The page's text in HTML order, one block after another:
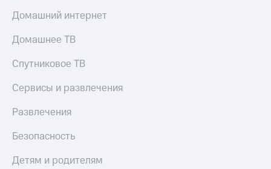
Домашний интернет
Домашнее ТВ
Спутниковое ТВ
Сервисы и развлечения
Развлечения
Безопасность
Детям и родителям